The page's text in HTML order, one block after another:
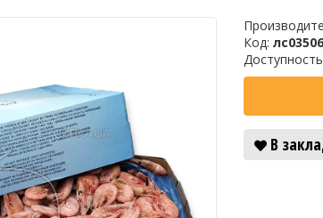
Код: лс03506
В